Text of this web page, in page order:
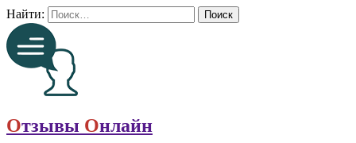
Найти:
Отзывы Онлайн